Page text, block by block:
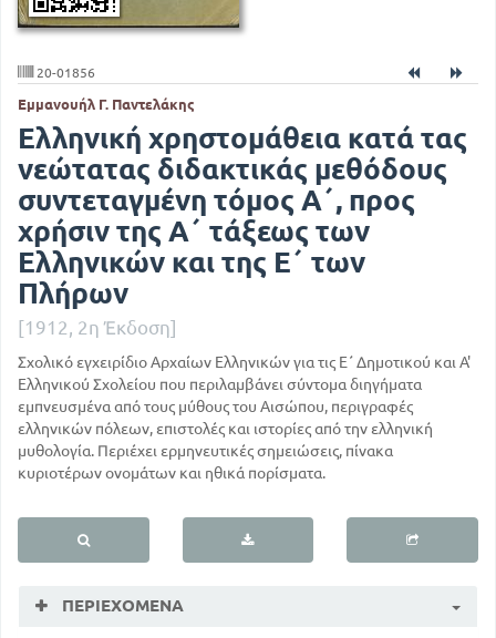
20-01856
Εμμανουήλ Γ. Παντελάκης
Ελληνική χρηστομάθεια κατά τας
νεώτατας διδακτικάς μεθόδους
συντεταγμένη τόμος Α΄, προς
χρήσιν της Α΄ τάξεως των
Ελληνικών και της Ε΄ των
Πλήρων
[1912, 2η Έκδοση]
Σχολικό εγχειρίδιο Αρχαίων Ελληνικών για τις Ε΄ Δημοτικού και Α'
Ελληνικού Σχολείου που περιλαμβάνει σύντομα διηγήματα
εμπνευσμένα από τους μύθους του Αισώπου, περιγραφές
ελληνικών πόλεων, επιστολές και ιστορίες από την ελληνική
μυθολογία. Περιέχει ερμηνευτικές σημειώσεις, πίνακα
κυριοτέρων ονομάτων και ηθικά πορίσματα.
ΠΕΡΙΕΧΌΜΕΝΑ